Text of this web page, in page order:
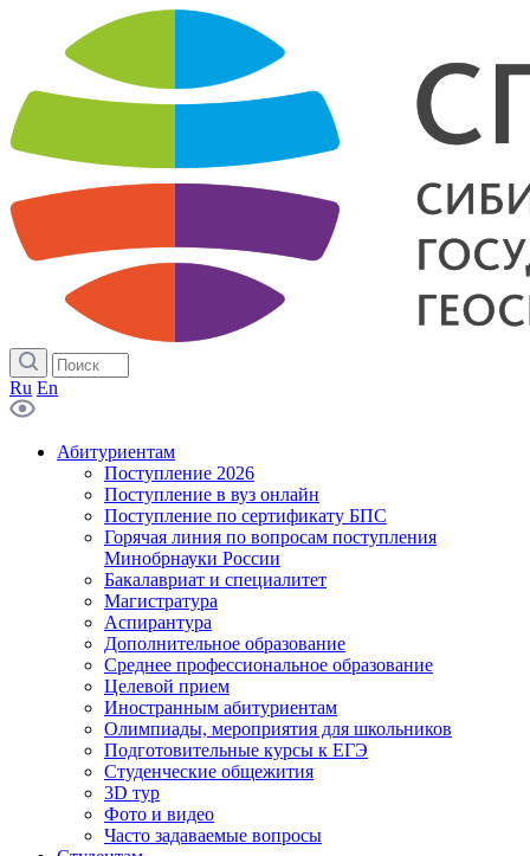
Ru En
Абитуриентам
Поступление 2026
Поступление в вуз онлайн
Поступление по сертификату БПС
Горячая линия по вопросам поступления
Минобрнауки России
Бакалавриат и специалитет
Магистратура
Аспирантура
Дополнительное образование
Среднее профессиональное образование
Целевой прием
Иностранным абитуриентам
Олимпиады, мероприятия для школьников
Подготовительные курсы к ЕГЭ
Студенческие общежития
3D тур
Фото и видео
Часто задаваемые вопросы